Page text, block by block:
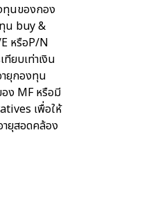
ทุนของกอง
น buy &
หรือP/N
ทียบเท่าเงิน
ยุกองทุน
ง MF หรือมี
เพื่อให้
ยุสอดคล้อง